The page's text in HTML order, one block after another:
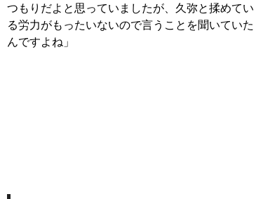
つもりだよと思っていましたが、久弥と揉めてい
る労力がもったいないので言うことを聞いていた
んですよね」